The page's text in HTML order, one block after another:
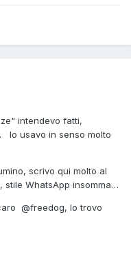
intendevo fatti,
lo usavo in senso molto
scrivo qui molto al
stile WhatsApp insomma…
@freedog, lo trovo